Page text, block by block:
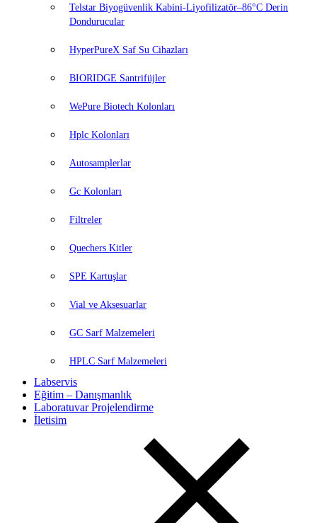
Telstar Biyogüvenlik Kabini-Liyofilizatör–86°C Derin
Dondurucular
HyperPureX Saf Su Cihazları
BIORIDGE Santrifüjler
WePure Biotech Kolonları
Hplc Kolonları
Autosamplerlar
Gc Kolonları
Filtreler
Quechers Kitler
SPE Kartuşlar
Vial ve Aksesuarlar
GC Sarf Malzemeleri
HPLC Sarf Malzemeleri
Labservis
Eğitim – Danışmanlık
Laboratuvar Projelendirme
İletisim